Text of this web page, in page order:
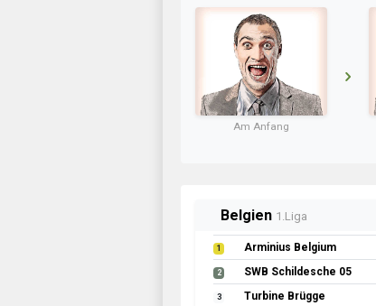
Am Anfang
Belgien 1.Liga
1 Arminius Belgium
2 SWB Schildesche 05
3 Turbine Brügge